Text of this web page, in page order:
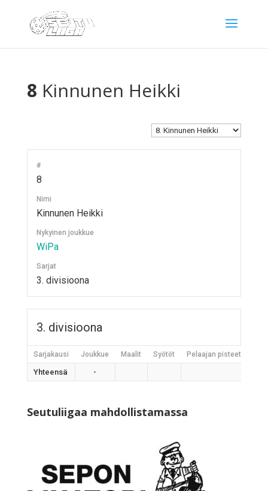
8 Kinnunen Heikki
#
8
Nimi
Kinnunen Heikki
Nykyinen joukkue
WiPa
Sarjat
3. divisioona
3. divisioona
Sarjakausi Joukkue Maalit Syötöt Pelaajan pisteet
Yhteensä -
Seutuliigaa mahdollistamassa